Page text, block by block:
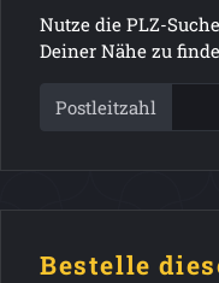
Nutze die PLZ-
Deiner Nähe zu
Postleitzahl
Bestelle